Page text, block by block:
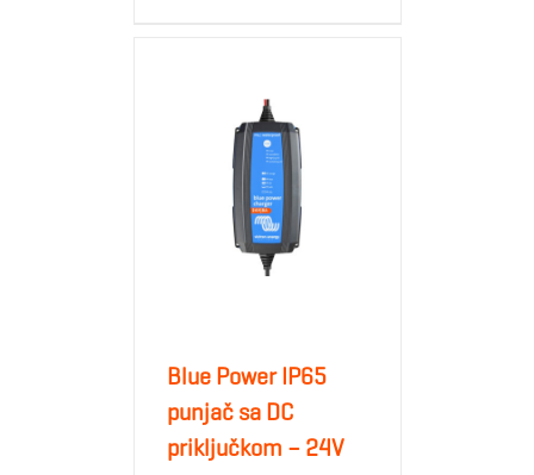
Blue Power IP65
punjač sa DC
priključkom – 24V